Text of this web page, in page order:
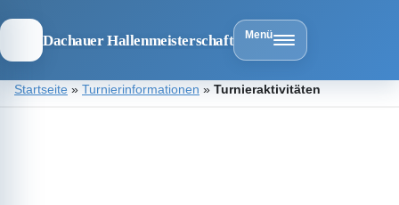
Dachauer Hallenmeisterschaft Menü
ZumStartseite » Turnierinformationen » Turnieraktivitäten